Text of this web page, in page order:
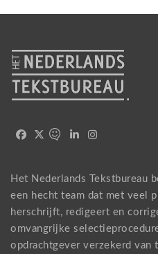
Het Nederlands Tekstbureau
een hecht team dat met veel
herschrijft, redigeert en
omvangrijke
opdrachtgever verzekerd van